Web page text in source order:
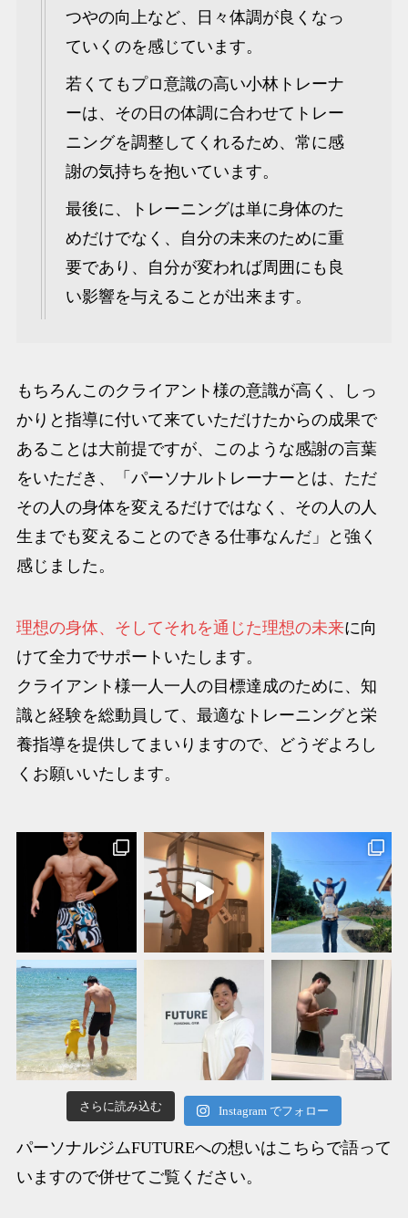
つやの向上など、日々体調が良くなっ
ていくのを感じています。
若くてもプロ意識の高い小林トレーナ
ーは、その日の体調に合わせてトレー
ニングを調整してくれるため、常に感
謝の気持ちを抱いています。
最後に、トレーニングは単に身体のた
めだけでなく、自分の未来のために重
要であり、自分が変われば周囲にも良
い影響を与えることが出来ます。
もちろんこのクライアント様の意識が高く、しっ
かりと指導に付いて来ていただけたからの成果で
あることは大前提ですが、このような感謝の言葉
をいただき、「パーソナルトレーナーとは、ただ
その人の身体を変えるだけではなく、その人の人
生までも変えることのできる仕事なんだ」と強く
感じました。
理想の身体、そしてそれを通じた理想の未来に向
けて全力でサポートいたします。
クライアント様一人一人の目標達成のために、知
識と経験を総動員して、最適なトレーニングと栄
養指導を提供してまいりますので、どうぞよろし
くお願いいたします。
さらに読み込む Instagram でフォロー
パーソナルジムFUTUREへの想いはこちらで語って
いますので併せてご覧ください。